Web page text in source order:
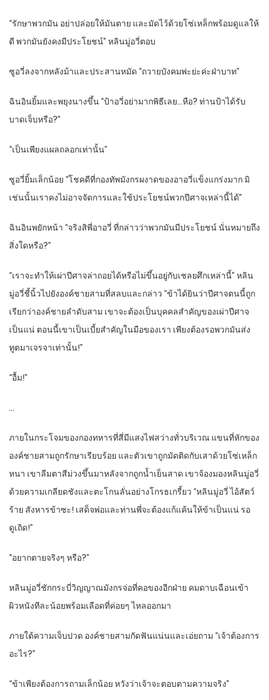
“รักษาพวกมัน อย่าปล่อยให้มันตาย และมัดไว้ด้วยโซ่เหล็กพร้อมดูแลให้
ดี พวกมันยังคงมีประโยชน์” หลินมู่อวี่ตอบ
ซูอวี่ลงจากหลังม้าและประสานหมัด “ถวายบังคมพ่ะย่ะค่ะฝ่าบาท”
ฉินอินยิ้มและพยุงนางขึ้น “ป้าอวี่อย่ามากพิธีเลย…หือ? ท่านป้าได้รับ
บาดเจ็บหรือ?”
“เป็นเพียงแผลถลอกเท่านั้น”
ซูอวี่ยิ้มเล็กน้อย “โชคดีที่กองทัพมังกรผงาดของอาอวี่แข็งแกร่งมาก มิ
เช่นนั้นเราคงไม่อาจจัดการและใช้ประโยชน์พวกปีศาจเหล่านี้ได้”
ฉินอินพยักหน้า “จริงสิพี่อาอวี่ ที่กล่าวว่าพวกมันมีประโยชน์ นั่นหมายถึง
สิ่งใดหรือ?”
“เราจะทำให้เผ่าปีศาจล่าถอยได้หรือไม่ขึ้นอยู่กับเชลยศึกเหล่านี้” หลิน
มู่อวี่ชี้นิ้วไปยังองค์ชายสามที่สลบและกล่าว “ข้าได้ยินว่าปีศาจตนนี้ถูก
เรียกว่าองค์ชายลำดับสาม เขาจะต้องเป็นบุคคลสำคัญของเผ่าปีศาจ
เป็นแน่ ตอนนี้เขาเป็นเบี้ยสำคัญในมือของเรา เพียงต้องรอพวกมันส่ง
ทูตมาเจรจาเท่านั้น!”
“อื้ม!”
…
ภายในกระโจมของกองทหารที่สี่มีแสงไฟสว่างทั่วบริเวณ แขนที่หักของ
องค์ชายสามถูกรักษาเรียบร้อย และตัวเขาถูกมัดติดกับเสาด้วยโซ่เหล็ก
หนา เขาลืมตาสีม่วงขึ้นมาหลังจากถูกน้ำเย็นสาด เขาจ้องมองหลินมู่อวี่
ด้วยความเกลียดชังและตะโกนลั่นอย่างโกรธเกรี้ยว “หลินมู่อวี่ ไอ้สัตว์
ร้าย สังหารข้าซะ! เสด็จพ่อและท่านพี่จะต้องแก้แค้นให้ข้าเป็นแน่ รอ
ดูเถิด!”
“อยากตายจริงๆ หรือ?”
หลินมู่อวี่ชักกระบี่วิญญาณมังกรจ่อที่คอของอีกฝ่าย คมดาบเฉือนเข้า
ผิวหนังทีละน้อยพร้อมเลือดที่ค่อยๆ ไหลออกมา
ภายใต้ความเจ็บปวด องค์ชายสามกัดฟันแน่นและเอ่ยถาม “เจ้าต้องการ
อะไร?”
“ข้าเพียงต้องการถามเล็กน้อย หวังว่าเจ้าจะตอบตามความจริง”